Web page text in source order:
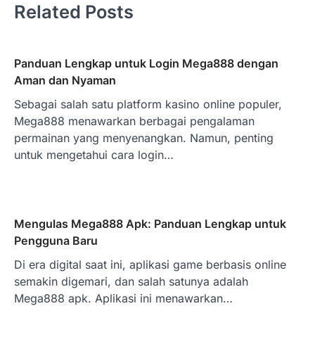
Related Posts
Panduan Lengkap untuk Login Mega888 dengan
Aman dan Nyaman
Sebagai salah satu platform kasino online populer,
Mega888 menawarkan berbagai pengalaman
permainan yang menyenangkan. Namun, penting
untuk mengetahui cara login…
Mengulas Mega888 Apk: Panduan Lengkap untuk
Pengguna Baru
Di era digital saat ini, aplikasi game berbasis online
semakin digemari, dan salah satunya adalah
Mega888 apk. Aplikasi ini menawarkan…